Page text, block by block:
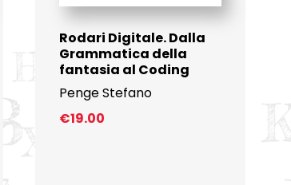
Rodari Digitale. Dalla
Grammatica della
fantasia al Coding
Penge Stefano
€19.00